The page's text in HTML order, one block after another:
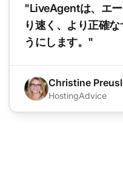
"LiveAgentは、エ
り速く、より正確
うにします。"
Christine
HostingAdvice